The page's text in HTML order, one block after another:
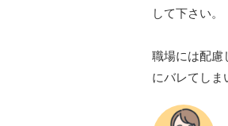
して下さい。
職場には配慮
にバレてしま